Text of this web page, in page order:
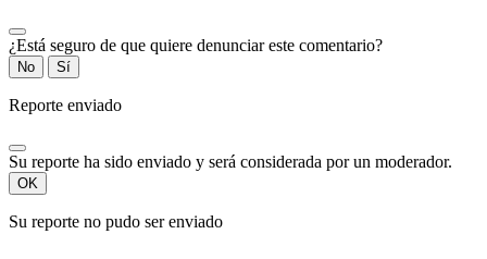
¿Está seguro de que quiere denunciar este comentario?
No Sí
Reporte enviado
Su reporte ha sido enviado y será considerada por un moderador.
OK
Su reporte no pudo ser enviado